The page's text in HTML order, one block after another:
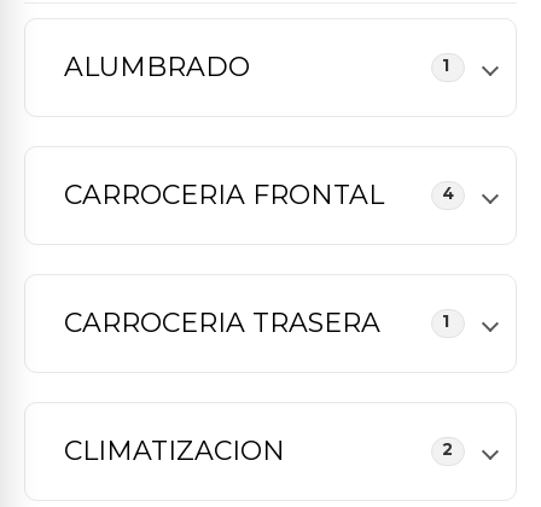
ALUMBRADO 1
CARROCERIA FRONTAL 4
CARROCERIA TRASERA 1
CLIMATIZACION 2